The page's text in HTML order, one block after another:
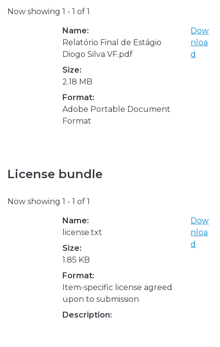
Now showing 1 - 1 of 1
Name:
Relatório Final de Estágio
Diogo Silva VF.pdf
Size:
2.18 MB
Format:
Adobe Portable Document
Format
Dow
nloa
d
License bundle
Now showing 1 - 1 of 1
Name:
license.txt
Size:
1.85 KB
Format:
Item-specific license agreed
upon to submission
Description:
Dow
nloa
d